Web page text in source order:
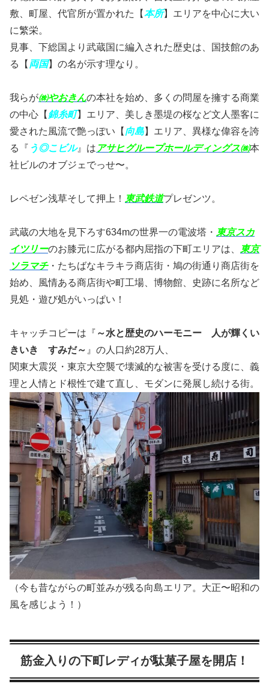
敷、町屋、代官所が置かれた【本所】エリアを中心に大い
に繁栄。
見事、下総国より武蔵国に編入された歴史は、国技館のあ
る【 両国】の名が示す理なり。
我らが㈱やおきんの本社を始め、多くの問屋を擁する商業
の中心【 錦糸町】エリア、美しき墨堤の桜など文人墨客に
愛された風流で艶っぽい【 向島】エリア、異様な偉容を誇
る『 う◎こビル』は アサヒグループホールディングス㈱本
社ビルのオブジェでっせ〜。
レペゼン浅草そして押上！ 東武鉄道プレゼンツ。
武蔵の大地を見下ろす634mの世界一の電波塔・ 東京スカ
イツリーのお膝元に広がる都内屈指の下町エリアは、
東京
ソラマチ・たちばなキラキラ商店街・鳩の街通り商店街を
始め、風情ある商店街や町工場、博物館、史跡に名所など
見処・遊び処がいっぱい！
キャッチコピーは『 ～水と歴史のハーモニー 人が輝くい
きいき すみだ～ 』の人口約28万人、
関東大震災・東京大空襲で壊滅的な被害を受ける度に、義
理と人情とド根性で建て直し、モダンに発展し続ける街。
（今も昔ながらの町並みが残る向島エリア。大正〜昭和の
風を感じよう！）
筋金入りの下町レディが駄菓子屋を開店！